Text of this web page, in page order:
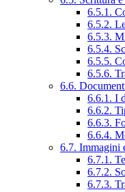
6.5.1.
6.5.2.
6.5.3.
6.5.4.
6.5.5.
6.5.6.
6.6.
6.6.1. I
6.6.2.
6.6.3.
6.6.4.
6.7. Immagini
6.7.1.
6.7.2.
6.7.3.